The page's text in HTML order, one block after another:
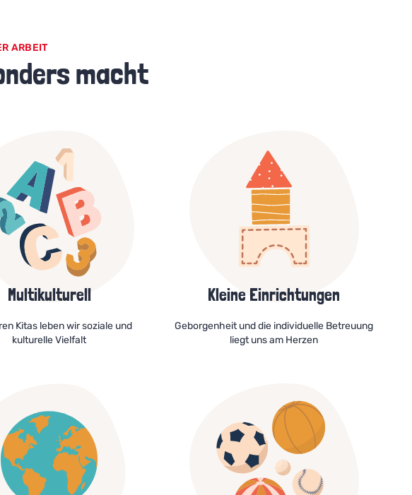
ARBEIT
macht
Multikulturell
Kitas leben wir soziale und
kulturelle Vielfalt
Kleine Einrichtungen
Geborgenheit und die individuelle Betreuung
liegt uns am Herzen